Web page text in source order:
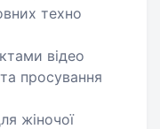
техно
відео
просування
жіночої